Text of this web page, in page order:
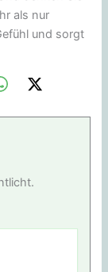
als nur
und sorgt